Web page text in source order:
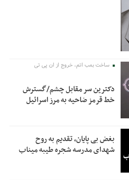
ساخت بمب اتم، خروج از ان پی تی
دکترین سر مقابل چشم/گسترش
خط قرمز ضاحیه به مرز اسرائیل
بغض بی پایان، تقدیم به روح
شهدای مدرسه شجره طیبه میناب